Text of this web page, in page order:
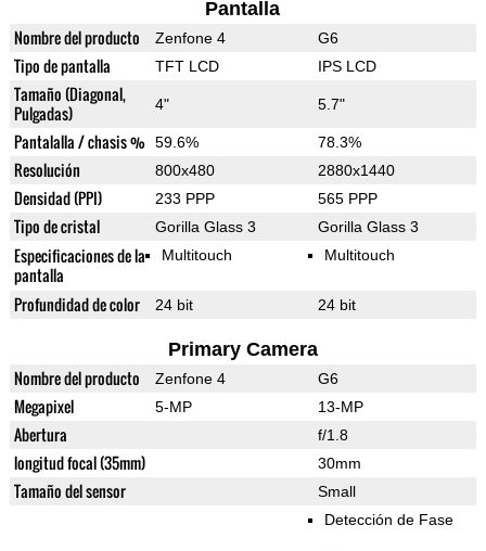
Pantalla
Nombre del producto Zenfone 4 G6
Tipo de pantalla TFT LCD IPS LCD
Tamaño (Diagonal,
Pulgadas)
4" 5.7"
Pantalalla / chasis % 59.6% 78.3%
Resolución 800x480 2880x1440
Densidad (PPI) 233 PPP 565 PPP
Tipo de cristal Gorilla Glass 3 Gorilla Glass 3
Especificaciones de la
pantalla
Multitouch Multitouch
Profundidad de color 24 bit 24 bit
Primary Camera
Nombre del producto Zenfone 4 G6
Megapixel 5-MP 13-MP
Abertura f/1.8
longitud focal (35mm) 30mm
Tamaño del sensor Small
Detección de Fase